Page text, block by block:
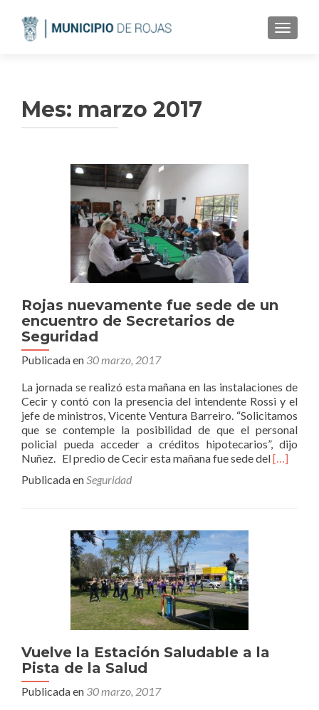
Mes: marzo 2017
Rojas nuevamente fue sede de un
encuentro de Secretarios de
Seguridad
Publicada en 30 marzo, 2017
La jornada se realizó esta mañana en las instalaciones de
Cecir y contó con la presencia del intendente Rossi y el
jefe de ministros, Vicente Ventura Barreiro. “Solicitamos
que se contemple la posibilidad de que el personal
policial pueda acceder a créditos hipotecarios”, dijo
Nuñez. El predio de Cecir esta mañana fue sede delLeer
[…]
Publicada en Seguridad
Vuelve la Estación Saludable a la
Pista de la Salud
Publicada en 30 marzo, 2017